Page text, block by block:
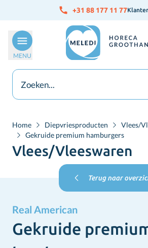
Ga naar de inhoud +31 88 177 11 77
MENU
Home Diepvriesproducten
Vlees/
Gekruide premium hamburgers
Vlees/Vleeswaren
Terug naar
Real American
Gekruide